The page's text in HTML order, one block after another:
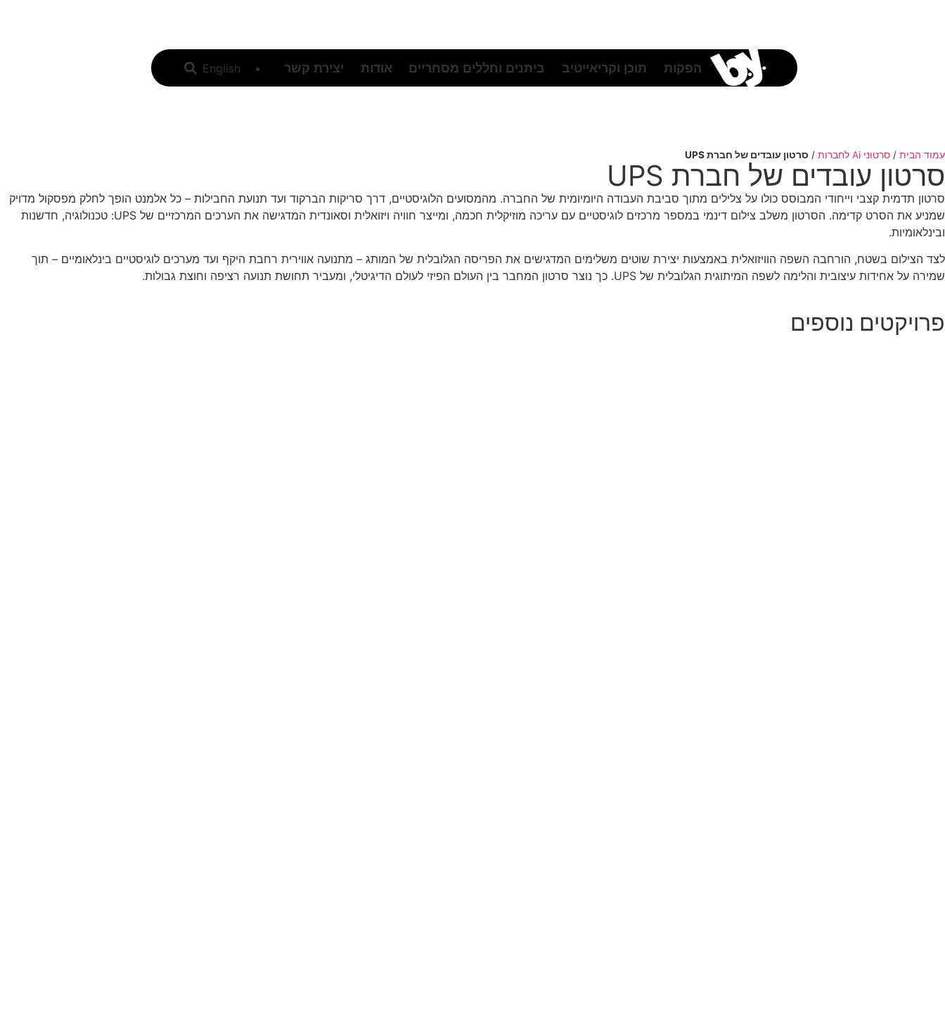
הפקות תוכן וקריאייטיב ביתנים וחללים מסחריים אודות יצירת קשר English
עמוד הבית / סרטוני Ai לחברות / סרטון עובדים של חברת UPS
סרטון עובדים של חברת UPS
סרטון תדמית קצבי וייחודי המבוסס כולו על צלילים מתוך סביבת העבודה היומיומית של החברה. מהמסועים הלוגיסטיים, דרך סריקות הברקוד ועד תנועת החבילות – כל אלמנט הופך לחלק מפסקול מדויק
שמניע את הסרט קדימה. הסרטון משלב צילום דינמי במספר מרכזים לוגיסטיים עם עריכה מוזיקלית חכמה, ומייצר חוויה ויזואלית וסאונדית המדגישה את הערכים המרכזיים של UPS: טכנולוגיה, חדשנות
ובינלאומיות.
לצד הצילום בשטח, הורחבה השפה הוויזואלית באמצעות יצירת שוטים משלימים המדגישים את הפריסה הגלובלית של המותג – מתנועה אווירית רחבת היקף ועד מערכים לוגיסטיים בינלאומיים – תוך
שמירה על אחידות עיצובית והלימה לשפה המיתוגית הגלובלית של UPS. כך נוצר סרטון המחבר בין העולם הפיזי לעולם הדיגיטלי, ומעביר תחושת תנועה רציפה וחוצת גבולות.
פרויקטים נוספים